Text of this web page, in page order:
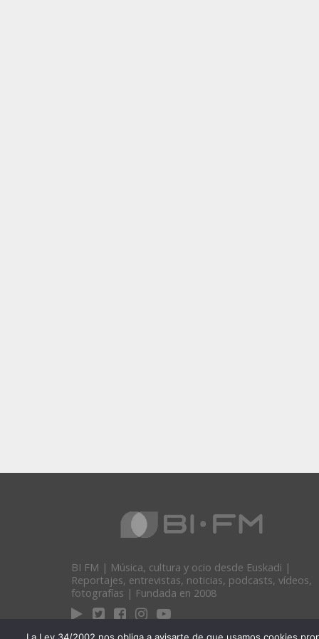
BI FM | Música, cultura y ocio desde Euskadi |
Reportajes, entrevistas, noticias, podcasts, vídeos,
fotografías | Fundada en 2008